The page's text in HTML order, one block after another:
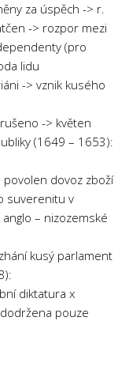
za úspěch -> r.
-> rozpor mezi
(pro
lidu
-> vznik kusého
-> květen
(1649 – 1653):
povolen dovoz zboží
suverenitu v
– nizozemské
kusý parlament
diktatura x
pouze